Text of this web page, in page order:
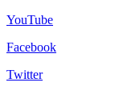
YouTube
Facebook
Twitter